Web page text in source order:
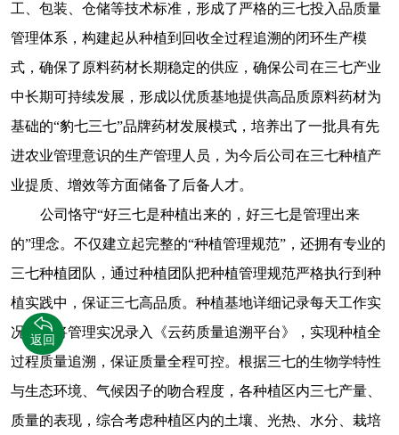
工、包装、仓储等技术标准，形成了严格的三七投入品质量
管理体系，构建起从种植到回收全过程追溯的闭环生产模
式，确保了原料药材长期稳定的供应，确保公司在三七产业
中长期可持续发展，形成以优质基地提供高品质原料药材为
基础的“豹七三七”品牌药材发展模式，培养出了一批具有先
进农业管理意识的生产管理人员，为今后公司在三七种植产
业提质、增效等方面储备了后备人才。
公司恪守“好三七是种植出来的，好三七是管理出来
的”理念。不仅建立起完整的“种植管理规范”，还拥有专业的
三七种植团队，通过种植团队把种植管理规范严格执行到种
植实践中，保证三七高品质。种植基地详细记录每天工作实
况，并将管理实况录入《云药质量追溯平台》，实现种植全
过程质量追溯，保证质量全程可控。根据三七的生物学特性
与生态环境、气候因子的吻合程度，各种植区内三七产量、
质量的表现，综合考虑种植区内的土壤、光热、水分、栽培
返回